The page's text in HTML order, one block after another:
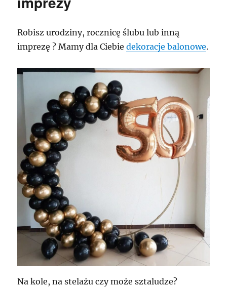
Robisz urodziny, rocznicę ślubu lub inną
imprezę ? Mamy dla Ciebiedekoracje balonowe.
Na kole, na stelażu czy może sztaludze?